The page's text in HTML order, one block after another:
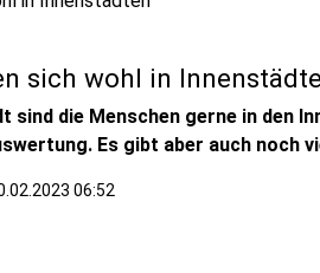
sich wohl in
sind die Menschen gerne in den
Es gibt aber auch noch
06:52